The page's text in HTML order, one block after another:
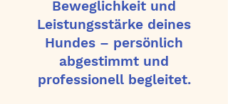
Beweglichkeit und
Leistungsstärke deines
Hundes – persönlich
abgestimmt und
professionell begleitet.